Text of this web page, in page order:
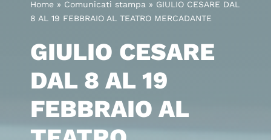
Home» Comunicati stampa » GIULIO CESARE DAL
8 AL 19 FEBBRAIO AL TEATRO MERCADANTE
GIULIO CESARE
DAL 8 AL 19
FEBBRAIO AL